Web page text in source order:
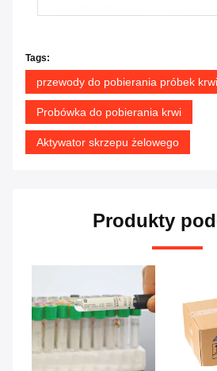
Tags:
przewody do pobierania próbek krwi
Probówka do pobierania krwi
Aktywator skrzepu żelowego
Produkty